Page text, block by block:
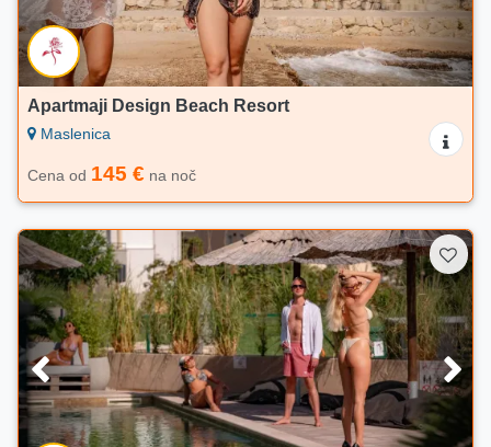
Apartmaji Design Beach Resort
Maslenica
Cena od 145 € na noč